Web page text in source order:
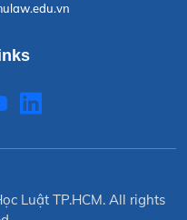
Luật TP.HCM. All rights